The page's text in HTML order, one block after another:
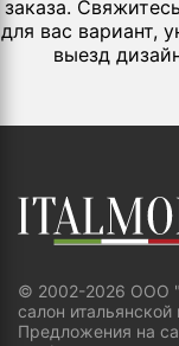
заказа.
для вас вариант,
выезд
© 2002-2026 ООО
салон
Предложения на